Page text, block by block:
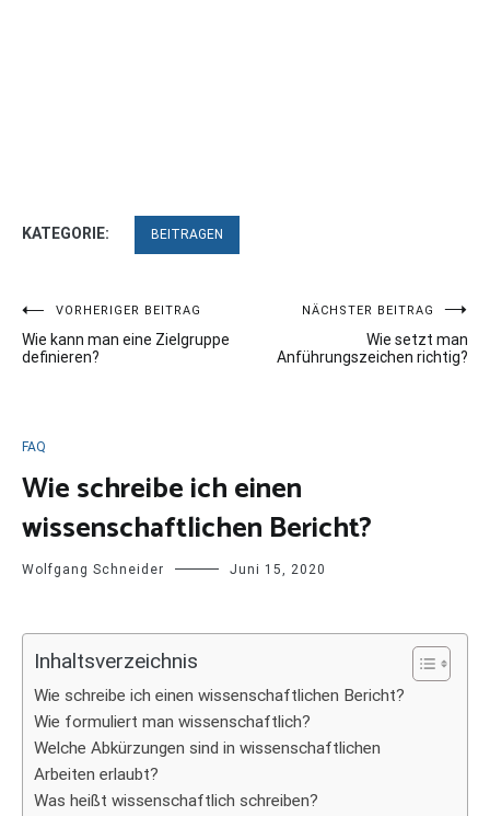
KATEGORIE: BEITRAGEN
Beitragsnavigation
VORHERIGER BEITRAG
Wie kann man eine Zielgruppe
definieren?
NÄCHSTER BEITRAG
Wie setzt man
Anführungszeichen richtig?
FAQ
Wie schreibe ich einen
wissenschaftlichen Bericht?
Wolfgang Schneider Juni 15, 2020
Inhaltsverzeichnis
Wie schreibe ich einen wissenschaftlichen Bericht?
Wie formuliert man wissenschaftlich?
Welche Abkürzungen sind in wissenschaftlichen
Arbeiten erlaubt?
Was heißt wissenschaftlich schreiben?